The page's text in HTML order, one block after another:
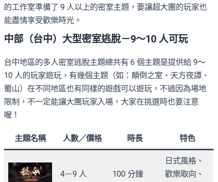
的工作室準備了 9 人以上的密室主題，要讓超大團的玩家也
能盡情享受歡樂時光。
中部（台中）大型密室逃脫－9～10 人可玩
台中地區的多人密室逃脫主題總共有 6 個主題是提供給 9～
10 人的玩家遊玩，有幾個主題（如：顛倒之室、天方夜譚、
蜀山）在不同地區也有同樣的遊戲可以遊玩，不過因為場地
限制，不一定能讓大團玩家入場，大家在挑選時也要注意
喔！
主題名稱 人數／價格 時長 特色
4－9 人
100 分鐘
日式風格、
歡樂取向、